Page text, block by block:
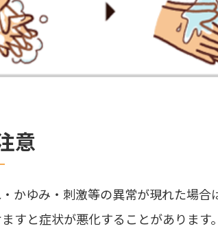
意
かゆみ・刺激等の異常が現れた場合
すと症状が悪化することがあります。